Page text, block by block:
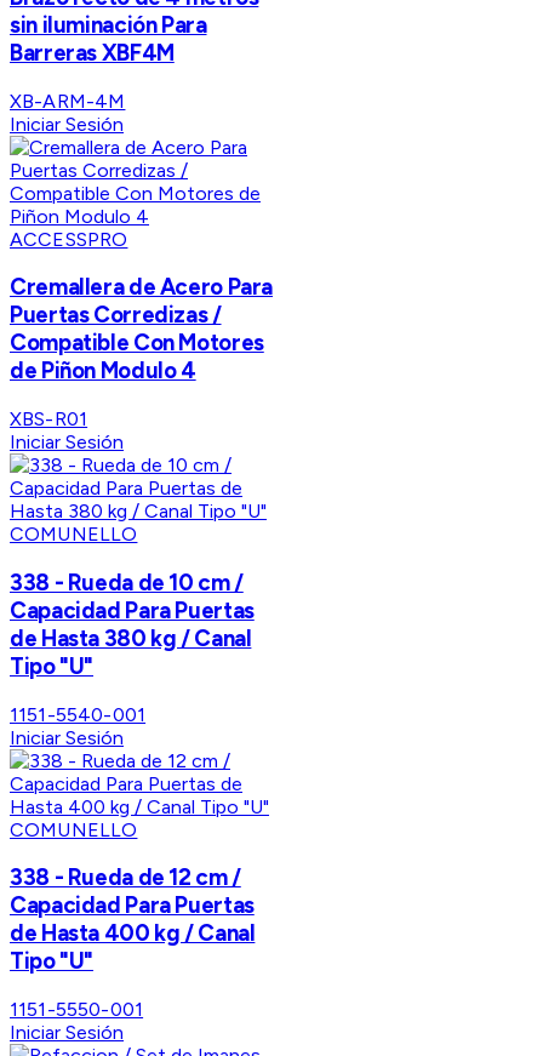
sin iluminación Para
Barreras XBF4M
XB-ARM-4M
Iniciar Sesión
ACCESSPRO
Cremallera de Acero Para
Puertas Corredizas /
Compatible Con Motores
de Piñon Modulo 4
XBS-R01
Iniciar Sesión
COMUNELLO
338 - Rueda de 10 cm /
Capacidad Para Puertas
de Hasta 380 kg / Canal
Tipo "U"
1151-5540-001
Iniciar Sesión
COMUNELLO
338 - Rueda de 12 cm /
Capacidad Para Puertas
de Hasta 400 kg / Canal
Tipo "U"
1151-5550-001
Iniciar Sesión